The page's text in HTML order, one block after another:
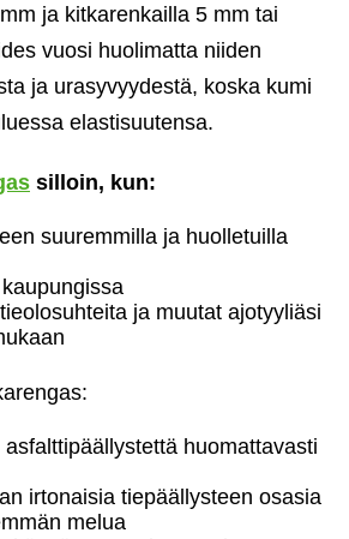
ja kitkarenkailla 5 mm tai
vuosi huolimatta niiden
ja urasyvyydestä, koska kumi
elastisuutensa.
silloin, kun:
suuremmilla ja huolletuilla
ja muutat ajotyyliäsi
asfalttipäällystettä huomattavasti
irtonaisia tiepäällysteen osasia
melua